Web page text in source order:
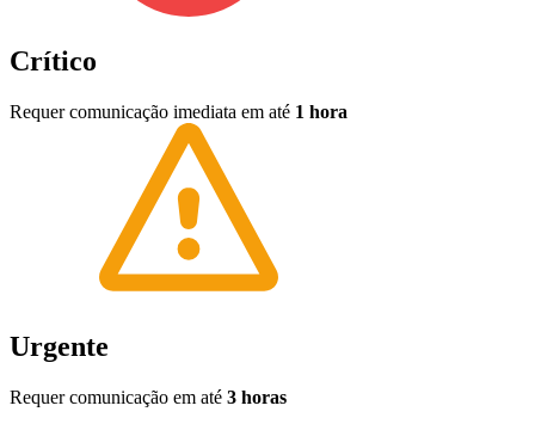
Crítico
Requer comunicação imediata em até 1 hora
Urgente
Requer comunicação em até 3 horas